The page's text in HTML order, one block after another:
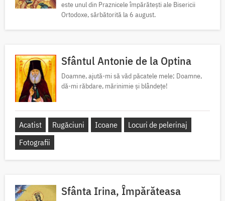
este unul din Praznicele împărătești ale Bisericii
Ortodoxe, sărbătorită la 6 august.
Sfântul Antonie de la Optina
Doamne, ajută-mi să văd păcatele mele; Doamne,
dă-mi răbdare, mărinimie şi blândeţe!
Acatist Rugăciuni Icoane
Locuri de pelerinaj
Fotografii
Sfânta Irina, Împărăteasa